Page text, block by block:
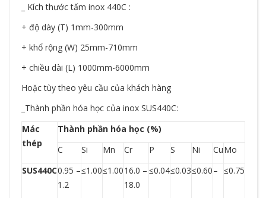
_ Kích thước tấm inox 440C :
+ độ dày (T) 1mm-300mm
+ khổ rộng (W) 25mm-710mm
+ chiều dài (L) 1000mm-6000mm
Hoặc tùy theo yêu cầu của khách hàng
_Thành phần hóa học của inox SUS440C:
Mác
thép
Thành phần hóa học (%)
C
Si Mn Cr P S Ni CuMo
SUS440C0.95 –
1.2
≤1.00≤1.0016.0 –
18.0
≤0.04≤0.03≤0.60– ≤0.75